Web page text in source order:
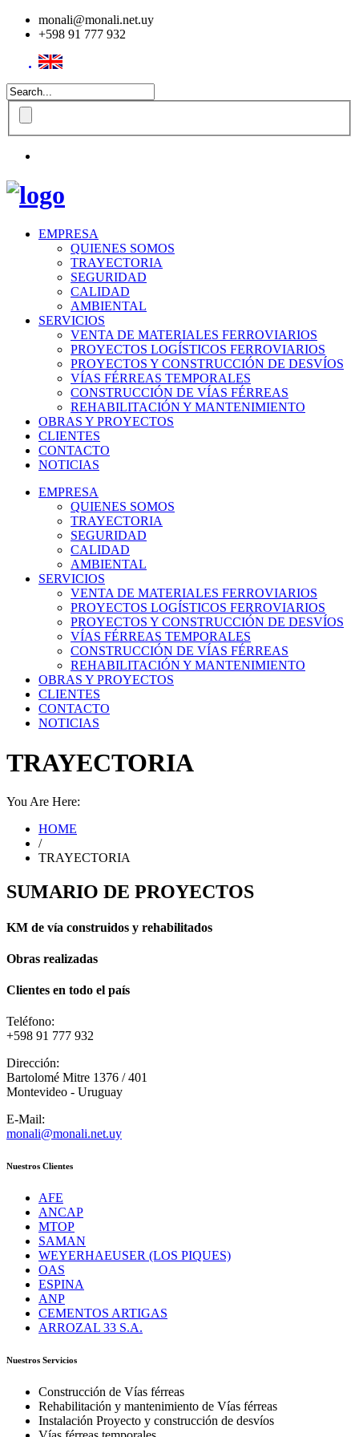
monali@monali.net.uy
+598 91 777 932
EMPRESA
QUIENES SOMOS
TRAYECTORIA
SEGURIDAD
CALIDAD
AMBIENTAL
SERVICIOS
VENTA DE MATERIALES FERROVIARIOS
PROYECTOS LOGÍSTICOS FERROVIARIOS
PROYECTOS Y CONSTRUCCIÓN DE DESVÍOS
VÍAS FÉRREAS TEMPORALES
CONSTRUCCIÓN DE VÍAS FÉRREAS
REHABILITACIÓN Y MANTENIMIENTO
OBRAS Y PROYECTOS
CLIENTES
CONTACTO
NOTICIAS
EMPRESA
QUIENES SOMOS
TRAYECTORIA
SEGURIDAD
CALIDAD
AMBIENTAL
SERVICIOS
VENTA DE MATERIALES FERROVIARIOS
PROYECTOS LOGÍSTICOS FERROVIARIOS
PROYECTOS Y CONSTRUCCIÓN DE DESVÍOS
VÍAS FÉRREAS TEMPORALES
CONSTRUCCIÓN DE VÍAS FÉRREAS
REHABILITACIÓN Y MANTENIMIENTO
OBRAS Y PROYECTOS
CLIENTES
CONTACTO
NOTICIAS
TRAYECTORIA
You Are Here:
HOME
/
TRAYECTORIA
SUMARIO DE PROYECTOS
KM de vía construidos y rehabilitados
Obras realizadas
Clientes en todo el país
Teléfono:
+598 91 777 932
Dirección:
Bartolomé Mitre 1376 / 401
Montevideo - Uruguay
E-Mail:
monali@monali.net.uy
Nuestros Clientes
AFE
ANCAP
MTOP
SAMAN
WEYERHAEUSER (LOS PIQUES)
OAS
ESPINA
ANP
CEMENTOS ARTIGAS
ARROZAL 33 S.A.
Nuestros Servicios
Construcción de Vías férreas
Rehabilitación y mantenimiento de Vías férreas
Instalación Proyecto y construcción de desvíos